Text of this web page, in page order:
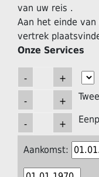
van uw reis .
Aan het einde
vertrek
Onze Services
Aankomst: